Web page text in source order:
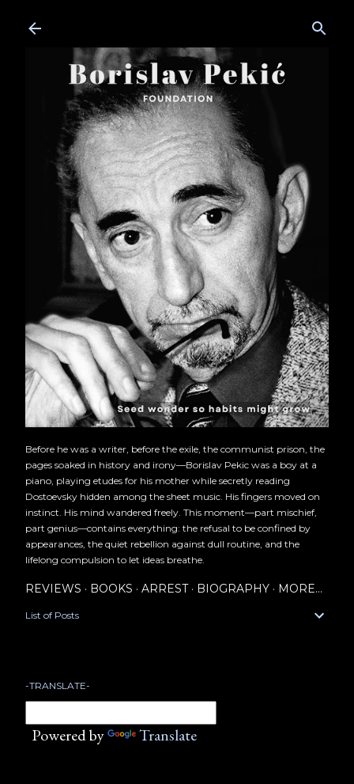
Before he was a writer, before the exile, the communist prison, the
pages soaked in history and irony—Borislav Pekic was a boy at a
piano, playing etudes for his mother while secretly reading
Dostoevsky hidden among the sheet music. His fingers moved on
instinct. His mind wandered freely. This moment—part mischief,
part genius—contains everything: the refusal to be confined by
appearances, the quiet rebellion against dull routine, and the
lifelong compulsion to let ideas breathe.
REVIEWS BOOKS ARREST BIOGRAPHY MORE…
List of Posts
-TRANSLATE-
Powered by Translate